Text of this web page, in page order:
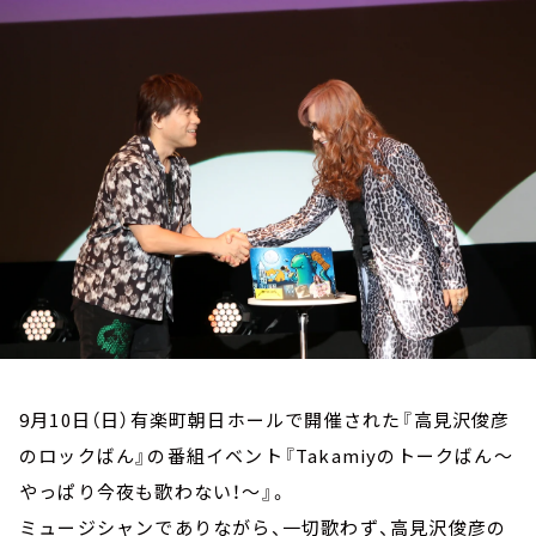
お知らせ
YouTube
会社情報
9月10日（日）有楽町朝日ホールで開催された『高見沢俊彦
のロックばん』の番組イベント『Takamiyのトークばん～
やっぱり今夜も歌わない！～』。
ミュージシャンでありながら、一切歌わず、高見沢俊彦の